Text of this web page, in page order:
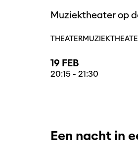
Muziektheater op
THEATER
19 FEB
20:15 - 21:30
Een nacht in